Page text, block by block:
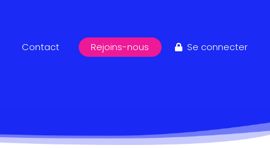
Contact Rejoins-nous Se connecter